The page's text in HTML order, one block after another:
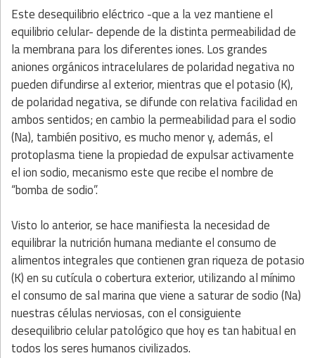
Este desequilibrio eléctrico -que a la vez mantiene el
equilibrio celular- depende de la distinta permeabilidad de
la membrana para los diferentes iones. Los grandes
aniones orgánicos intracelulares de polaridad negativa no
pueden difundirse al exterior, mientras que el potasio (K),
de polaridad negativa, se difunde con relativa facilidad en
ambos sentidos; en cambio la permeabilidad para el sodio
(Na), también positivo, es mucho menor y, además, el
protoplasma tiene la propiedad de expulsar activamente
el ion sodio, mecanismo este que recibe el nombre de
“bomba de sodio”.
Visto lo anterior, se hace manifiesta la necesidad de
equilibrar la nutrición humana mediante el consumo de
alimentos integrales que contienen gran riqueza de potasio
(K) en su cutícula o cobertura exterior, utilizando al mínimo
el consumo de sal marina que viene a saturar de sodio (Na)
nuestras células nerviosas, con el consiguiente
desequilibrio celular patológico que hoy es tan habitual en
todos los seres humanos civilizados.